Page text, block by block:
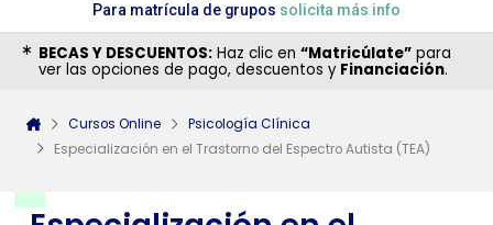
Para matrícula de grupos solicita más info
BECAS Y DESCUENTOS: Haz clic en “Matricúlate” para
ver las opciones de pago, descuentos y Financiación.
Cursos Online
Psicología Clínica
Especialización en el Trastorno del Espectro Autista (TEA)